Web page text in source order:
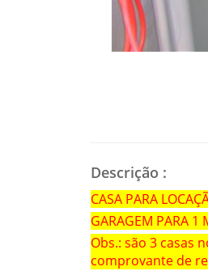
Descrição :
CASA PARA
GARAGEM PARA 1
Obs.: são 3 casas
comprovante de